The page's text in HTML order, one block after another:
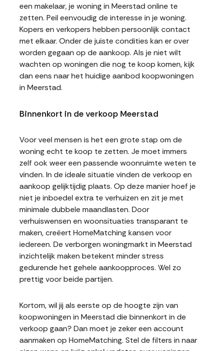
een makelaar, je woning in Meerstad online te
zetten. Peil eenvoudig de interesse in je woning.
Kopers en verkopers hebben persoonlijk contact
met elkaar. Onder de juiste condities kan er over
worden gegaan op de aankoop. Als je niet wilt
wachten op woningen die nog te koop komen, kijk
dan eens naar het huidige aanbod koopwoningen
in Meerstad.
Binnenkort in de verkoop Meerstad
Voor veel mensen is het een grote stap om de
woning echt te koop te zetten. Je moet immers
zelf ook weer een passende woonruimte weten te
vinden. In de ideale situatie vinden de verkoop en
aankoop gelijktijdig plaats. Op deze manier hoef je
niet je inboedel extra te verhuizen en zit je met
minimale dubbele maandlasten. Door
verhuiswensen en woonsituaties transparant te
maken, creëert HomeMatching kansen voor
iedereen. De verborgen woningmarkt in Meerstad
inzichtelijk maken betekent minder stress
gedurende het gehele aankoopproces. Wel zo
prettig voor beide partijen.
Kortom, wil jij als eerste op de hoogte zijn van
koopwoningen in Meerstad die binnenkort in de
verkoop gaan? Dan moet je zeker een account
aanmaken op HomeMatching. Stel de filters in naar